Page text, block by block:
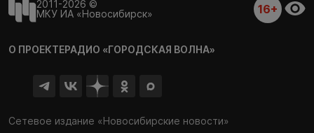
2011-2026 ©
МКУ ИА «Новосибирск»
16+
О ПРОЕКТЕРАДИО «ГОРОДСКАЯ ВОЛНА»
Сетевое издание «Новосибирские новости»